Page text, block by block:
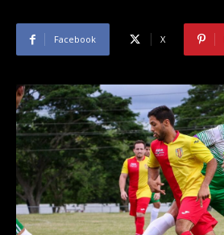
Facebook X